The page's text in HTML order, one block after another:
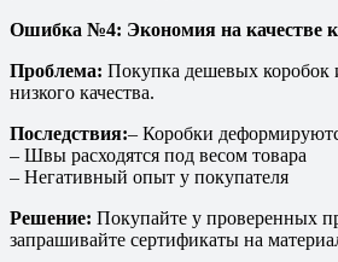
Ошибка №4: Экономия на качестве
Проблема: Покупка дешевых коробок
низкого качества.
Последствия:– Коробки
– Швы расходятся под весом товара
– Негативный опыт у покупателя
Решение: Покупайте у проверенных
запрашивайте сертификаты на